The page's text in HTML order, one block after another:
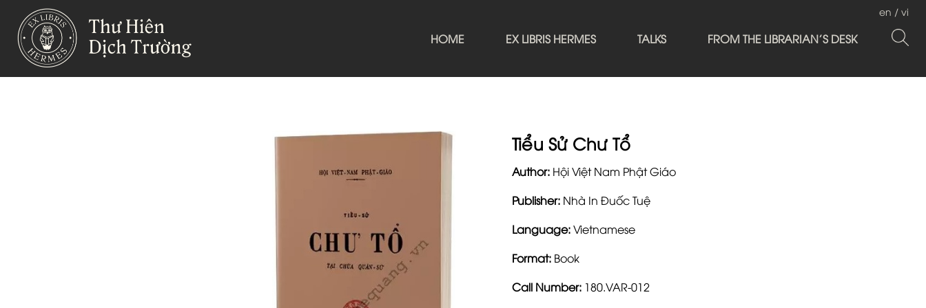
HOME EX LIBRIS HERMES TALKS FROM THE LIBRARIAN'S DESK
en / vi
Tiểu Sử Chư Tổ
Author:Hội Việt Nam Phật Giáo
Publisher:Nhà In Đuốc Tuệ
Language:Vietnamese
Format:Book
Call Number: 180.VAR-012